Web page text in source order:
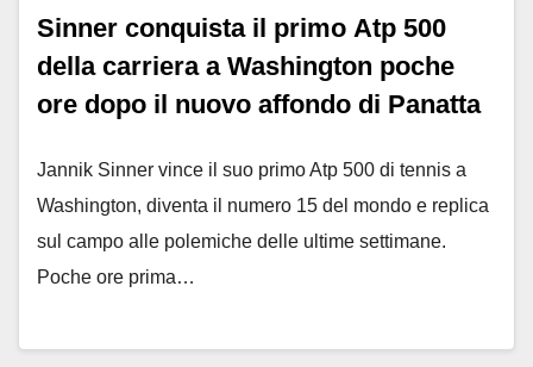
Sinner conquista il primo Atp 500
della carriera a Washington poche
ore dopo il nuovo affondo di Panatta
Jannik Sinner vince il suo primo Atp 500 di tennis a
Washington, diventa il numero 15 del mondo e replica
sul campo alle polemiche delle ultime settimane.
Poche ore prima…